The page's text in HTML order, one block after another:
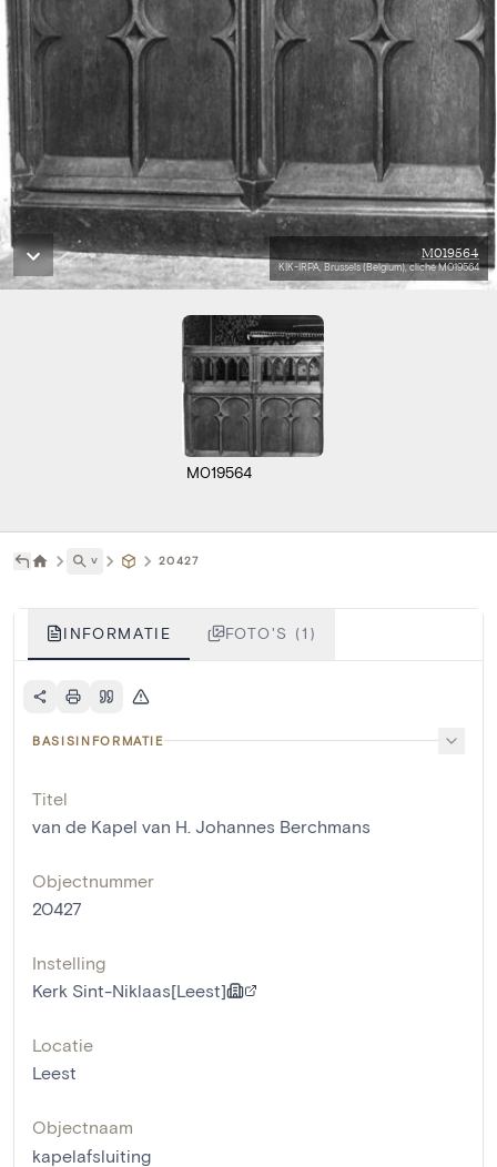
M019564
KIK-IRPA, Brussels (Belgium), cliché M019564
M019564
˅ 20427
INFORMATIE FOTO'S (1)
BASISINFORMATIE
Titel
van de Kapel van H. Johannes Berchmans
Objectnummer
20427
Instelling
Kerk Sint-Niklaas[Leest]
Locatie
Leest
Objectnaam
kapelafsluiting